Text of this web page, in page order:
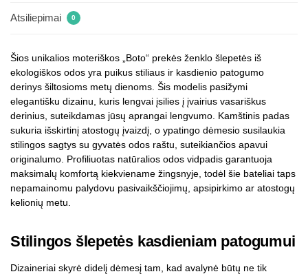
Atsiliepimai 0
Šios unikalios moteriškos „Boto“ prekės ženklo šlepetės iš
ekologiškos odos yra puikus stiliaus ir kasdienio patogumo
derinys šiltosioms metų dienoms. Šis modelis pasižymi
elegantišku dizainu, kuris lengvai įsilies į įvairius vasariškus
derinius, suteikdamas jūsų aprangai lengvumo. Kamštinis padas
sukuria išskirtinį atostogų įvaizdį, o ypatingo dėmesio susilaukia
stilingos sagtys su gyvatės odos raštu, suteikiančios apavui
originalumo. Profiliuotas natūralios odos vidpadis garantuoja
maksimalų komfortą kiekviename žingsnyje, todėl šie bateliai taps
nepamainomu palydovu pasivaikščiojimų, apsipirkimo ar atostogų
kelionių metu.
Stilingos šlepetės kasdieniam patogumui
Dizaineriai skyrė didelį dėmesį tam, kad avalynė būtų ne tik